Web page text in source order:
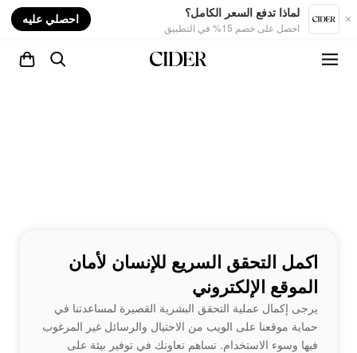
لماذا تدفع السعر الكامل؟
احصل على خصم 15% في التطبيق
احصلي عليه
اكمل التحقق السريع للإنسان لأمان
الموقع الإلكتروني
يرجى إكمال عملية التحقق البشرية القصيرة لمساعدتنا في
حماية موقعنا على الويب من الاحتيال والرسائل غير المرغوب
فيها وسوء الاستخدام. تساهم تعاونك في توفير بيئة على